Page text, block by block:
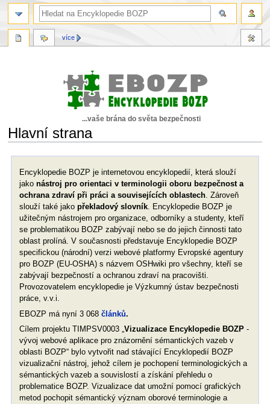
...vaše brána do světa bezpečnosti
Hlavní strana
Skočit
navigaci
Skočit
vyhledávání
Encyklopedie BOZP je internetovou encyklopedií, která slouží
jakonástroj pro orientaci v terminologii oboru bezpečnost a
ochrana zdraví při práci a souvisejících oblastech. Zároveň
slouží také jakopřekladový slovník. Encyklopedie BOZP je
užitečným nástrojem pro organizace, odborníky a studenty, kteří
se problematikou BOZP zabývají nebo se do jejich činnosti tato
oblast prolíná. V současnosti představuje Encyklopedie BOZP
specifickou (národní) verzi webové platformy Evropské agentury
pro BOZP (EU-OSHA) s názvem OSHwiki pro všechny, kteří se
zabývají bezpečností a ochranou zdraví na pracovišti.
Provozovatelem encyklopedie je Výzkumný ústav bezpečnosti
práce, v.v.i.
EBOZP má nyní 3 068 článků.
Cílem projektu TIMPSV0003 „Vizualizace Encyklopedie BOZP -
vývoj webové aplikace pro znázornění sémantických vazeb v
oblasti BOZP“ bylo vytvořit nad stávající Encyklopedií BOZP
vizualizační nástroj, jehož cílem je pochopení terminologických a
sémantických vazeb a souvislostí a získání přehledu o
problematice BOZP. Vizualizace dat umožní pomocí grafických
metod pochopit sémantický význam oborové terminologie a
více